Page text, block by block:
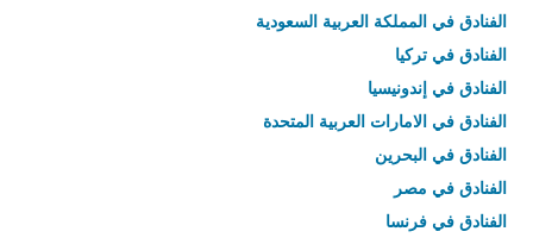
الفنادق في المملكة العربية السعودية
الفنادق في تركيا
الفنادق في إندونيسيا
الفنادق في الامارات العربية المتحدة
الفنادق في البحرين
الفنادق في مصر
الفنادق في فرنسا